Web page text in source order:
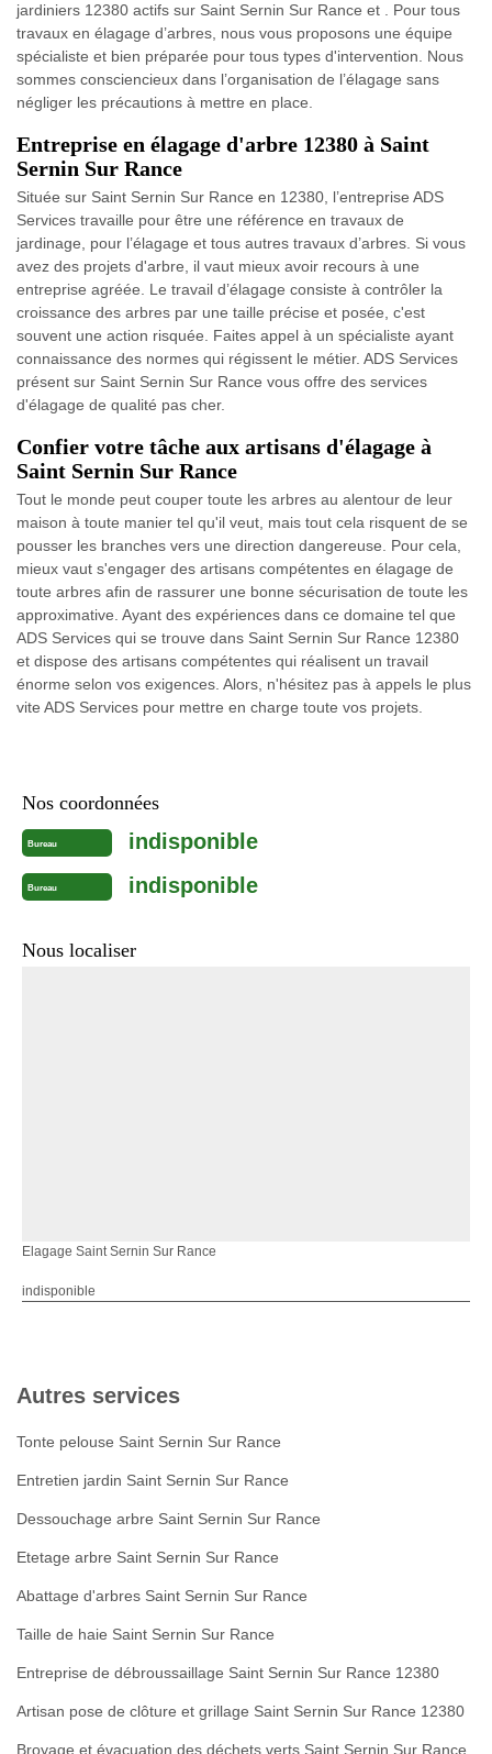
jardiniers 12380 actifs sur Saint Sernin Sur Rance et . Pour tous
travaux en élagage d’arbres, nous vous proposons une équipe
spécialiste et bien préparée pour tous types d'intervention. Nous
sommes consciencieux dans l’organisation de l’élagage sans
négliger les précautions à mettre en place.
Entreprise en élagage d'arbre 12380 à Saint
Sernin Sur Rance
Située sur Saint Sernin Sur Rance en 12380, l’entreprise ADS
Services travaille pour être une référence en travaux de
jardinage, pour l’élagage et tous autres travaux d’arbres. Si vous
avez des projets d'arbre, il vaut mieux avoir recours à une
entreprise agréée. Le travail d’élagage consiste à contrôler la
croissance des arbres par une taille précise et posée, c'est
souvent une action risquée. Faites appel à un spécialiste ayant
connaissance des normes qui régissent le métier. ADS Services
présent sur Saint Sernin Sur Rance vous offre des services
d'élagage de qualité pas cher.
Confier votre tâche aux artisans d'élagage à
Saint Sernin Sur Rance
Tout le monde peut couper toute les arbres au alentour de leur
maison à toute manier tel qu'il veut, mais tout cela risquent de se
pousser les branches vers une direction dangereuse. Pour cela,
mieux vaut s'engager des artisans compétentes en élagage de
toute arbres afin de rassurer une bonne sécurisation de toute les
approximative. Ayant des expériences dans ce domaine tel que
ADS Services qui se trouve dans Saint Sernin Sur Rance 12380
et dispose des artisans compétentes qui réalisent un travail
énorme selon vos exigences. Alors, n'hésitez pas à appels le plus
vite ADS Services pour mettre en charge toute vos projets.
Nos coordonnées
Bureau indisponible
Bureau indisponible
Nous localiser
Elagage Saint Sernin Sur Rance
indisponible
Autres services
Tonte pelouse Saint Sernin Sur Rance
Entretien jardin Saint Sernin Sur Rance
Dessouchage arbre Saint Sernin Sur Rance
Etetage arbre Saint Sernin Sur Rance
Abattage d'arbres Saint Sernin Sur Rance
Taille de haie Saint Sernin Sur Rance
Entreprise de débroussaillage Saint Sernin Sur Rance 12380
Artisan pose de clôture et grillage Saint Sernin Sur Rance 12380
Broyage et évacuation des déchets verts Saint Sernin Sur Rance